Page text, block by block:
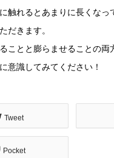
触れるとあまりに長くなっ
だきます。
ことと膨らませることの両
意識してみてください！
Tweet
Pocket